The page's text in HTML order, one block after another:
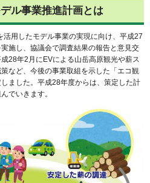
ル事業推進計画とは
用したモデル事業の実現に向け、平成27
施し、協議会で調査結果の報告と意見交
28年2月にEVによる山岳高原観光や薪ス
など、今後の事業取組を示した「エコ観
ました。平成28年度からは、策定した計
でいきます。